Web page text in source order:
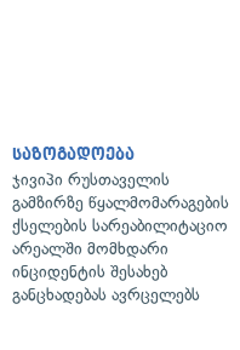
საზოგადოება
ჯივიპი რუსთაველის
გამზირზე წყალმომარაგების
ქსელების სარეაბილიტაციო
არეალში მომხდარი
ინციდენტის შესახებ
განცხადებას ავრცელებს